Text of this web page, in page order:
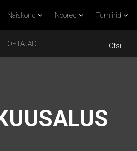
Naiskond Noored Turniirid
TOETAJAD